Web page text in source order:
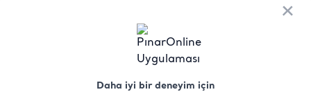
×
Daha iyi bir deneyim için
×
Daha iyi bir deneyim için